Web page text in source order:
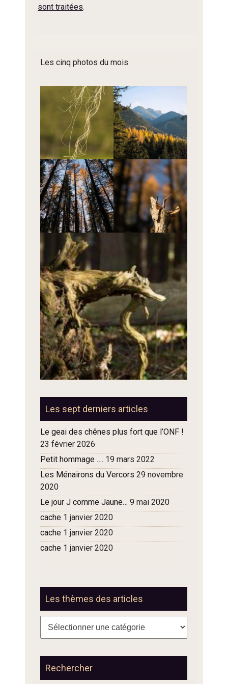
sont traitées.
Les cinq photos du mois
Les sept derniers articles
Le geai des chênes plus fort que l’ONF !
23 février 2026
Petit hommage …. 19 mars 2022
Les Ménairons du Vercors 29 novembre
2020
Le jour J comme Jaune… 9 mai 2020
cache 1 janvier 2020
cache 1 janvier 2020
cache 1 janvier 2020
Les thèmes des articles
articles
Rechercher